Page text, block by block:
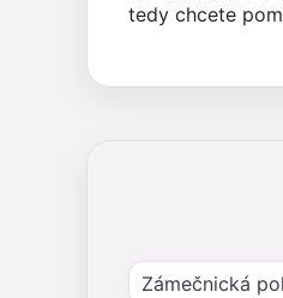
tedy chcete
Zámečnická